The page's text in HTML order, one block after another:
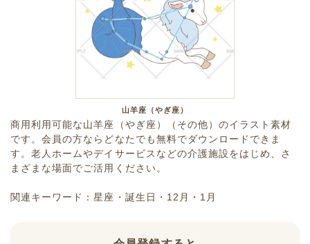
山羊座（やぎ座）
商用利用可能な山羊座（やぎ座）（その他）のイラスト素材
です。会員の方ならどなたでも無料でダウンロードできま
す。老人ホームやデイサービスなどの介護施設をはじめ、さ
まざまな場面でご活用ください。
関連キーワード：星座・誕生日・12月・1月